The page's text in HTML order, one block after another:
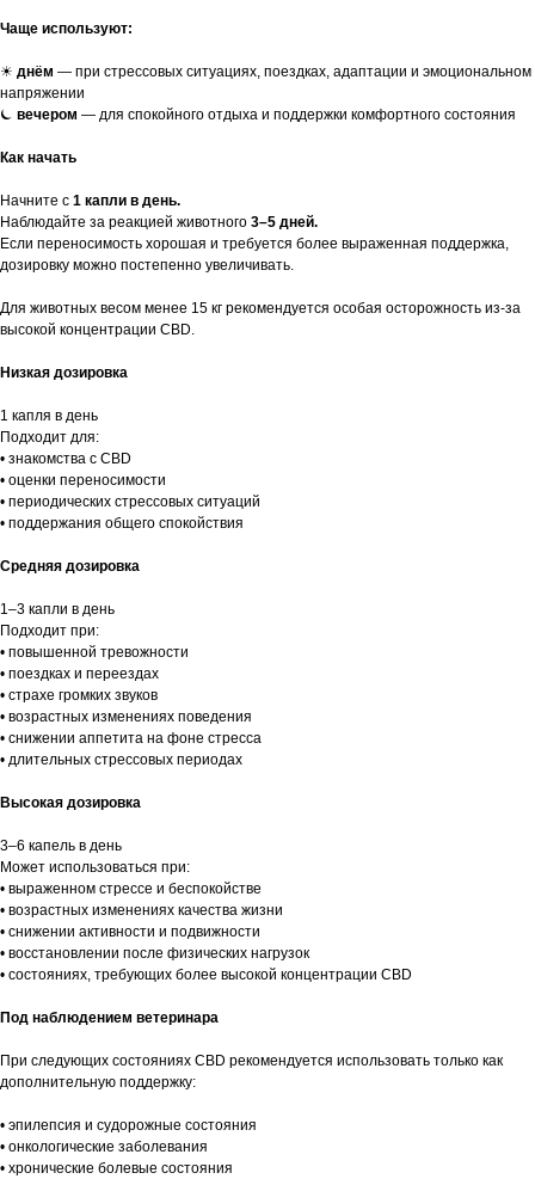
Чаще используют:
☀︎ днём — при стрессовых ситуациях, поездках, адаптации и эмоциональном
напряжении
⏾ вечером — для спокойного отдыха и поддержки комфортного состояния
Как начать
Начните с 1 капли в день.
Наблюдайте за реакцией животного 3–5 дней.
Если переносимость хорошая и требуется более выраженная поддержка,
дозировку можно постепенно увеличивать.
Для животных весом менее 15 кг рекомендуется особая осторожность из-за
высокой концентрации CBD.
Низкая дозировка
1 капля в день
Подходит для:
• знакомства с CBD
• оценки переносимости
• периодических стрессовых ситуаций
• поддержания общего спокойствия
Средняя дозировка
1–3 капли в день
Подходит при:
• повышенной тревожности
• поездках и переездах
• страхе громких звуков
• возрастных изменениях поведения
• снижении аппетита на фоне стресса
• длительных стрессовых периодах
Высокая дозировка
3–6 капель в день
Может использоваться при:
• выраженном стрессе и беспокойстве
• возрастных изменениях качества жизни
• снижении активности и подвижности
• восстановлении после физических нагрузок
• состояниях, требующих более высокой концентрации CBD
Под наблюдением ветеринара
При следующих состояниях CBD рекомендуется использовать только как
дополнительную поддержку:
• эпилепсия и судорожные состояния
• онкологические заболевания
• хронические болевые состояния